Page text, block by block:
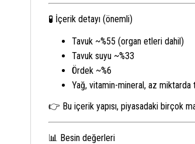
🧪 İçerik detayı (önemli)
Tavuk ~%55 (organ etleri dahil)
Tavuk suyu ~%33
Ördek ~%6
Yağ, vitamin-mineral, az miktarda
👉 Bu içerik yapısı, piyasadaki birçok
📊 Besin değerleri